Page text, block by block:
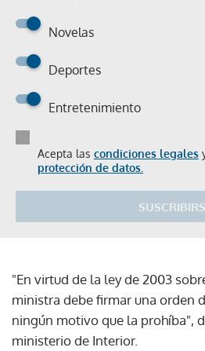
Novelas
Deportes
Entretenimiento
Acepta las condiciones legales
protección de datos.
"En virtud de la ley de 2003
ministra debe firmar una orden
ningún motivo que la prohíba",
ministerio de Interior.